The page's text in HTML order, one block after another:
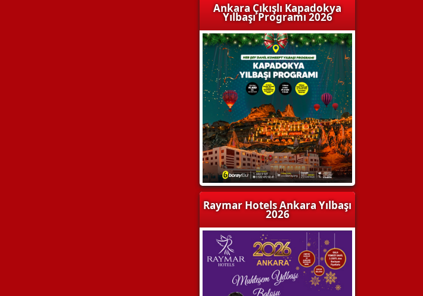
Ankara Çıkışlı Kapadokya
Yılbaşı Programı 2026
Raymar Hotels Ankara Yılbaşı
2026